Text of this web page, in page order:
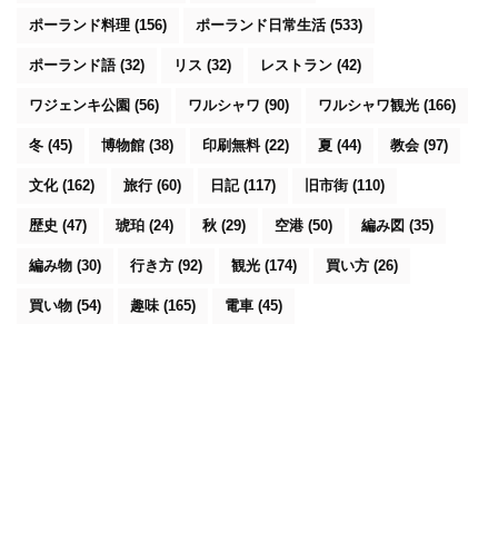
ポーランド料理 (156) ポーランド日常生活(533)
ポーランド語(32) リス (32) レストラン (42)
ワジェンキ公園 (56) ワルシャワ (90) ワルシャワ観光 (166)
冬 (45) 博物館 (38) 印刷無料(22) 夏 (44) 教会 (97)
文化(162) 旅行 (60) 日記(117) 旧市街 (110)
歴史 (47) 琥珀 (24) 秋 (29) 空港 (50) 編み図 (35)
編み物 (30) 行き方 (92) 観光 (174) 買い方 (26)
買い物 (54) 趣味(165) 電車 (45)